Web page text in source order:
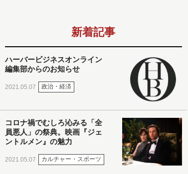
新着記事
ハーバービジネスオンライン
編集部からのお知らせ
2021.05.07 政治・経済
コロナ禍でむしろ沁みる「全
員悪人」の祭典。映画『ジェ
ントルメン』の魅力
2021.05.07 カルチャー・スポーツ